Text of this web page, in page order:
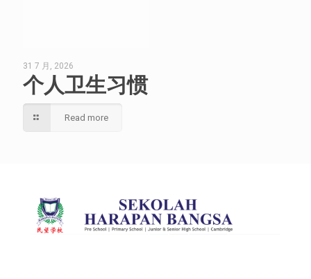
31 7 月, 2026
个人卫生习惯
Read more